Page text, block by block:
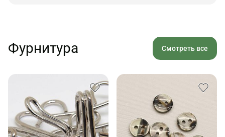
Фурнитура Смотреть все